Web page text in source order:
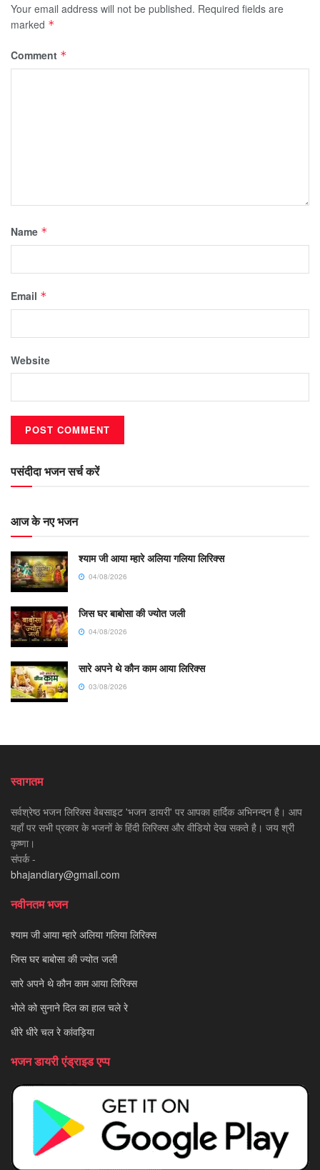
Your email address will not be published. Required fields are
marked *
Comment *
Name *
Email *
Website
पसंदीदा भजन सर्च करें
आज के नए भजन
श्याम जी आया म्हारे अलिया गलिया लिरिक्स
04/08/2026
जिस घर बाबोसा की ज्योत जली
04/08/2026
सारे अपने थे कौन काम आया लिरिक्स
03/08/2026
स्वागतम
सर्वश्रेष्ठ भजन लिरिक्स वेबसाइट 'भजन डायरी' पर आपका हार्दिक अभिनन्दन है। आप
यहाँ पर सभी प्रकार के भजनों के हिंदी लिरिक्स और वीडियो देख सकते है। जय श्री
कृष्णा।
संपर्क -
bhajandiary@gmail.com
नवीनतम भजन
श्याम जी आया म्हारे अलिया गलिया लिरिक्स
जिस घर बाबोसा की ज्योत जली
सारे अपने थे कौन काम आया लिरिक्स
भोले को सुनाने दिल का हाल चले रे
धीरे धीरे चल रे कांवड़िया
भजन डायरी एंड्राइड एप्प